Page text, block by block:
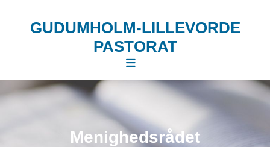
GUDUMHOLM-LILLEVORDE
PASTORAT
Menighedsrådet